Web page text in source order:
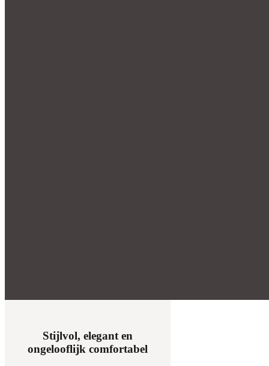
Stijlvol, elegant en
ongelooflijk comfortabel